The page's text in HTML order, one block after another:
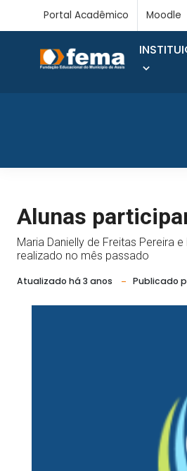
Portal Acadêmico Moodle
Alunas
Maria Danielly de Freitas Pereira
realizado no mês passado
Atualizado há 3 anos Publicado